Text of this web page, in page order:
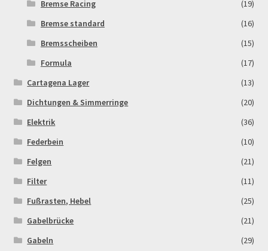
Bremse Racing
(19)
Bremse standard
(16)
Bremsscheiben
(15)
Formula
(17)
Cartagena Lager
(13)
Dichtungen & Simmerringe
(20)
Elektrik
(36)
Federbein
(10)
Felgen
(21)
Filter
(11)
Fußrasten, Hebel
(25)
Gabelbrücke
(21)
Gabeln
(29)